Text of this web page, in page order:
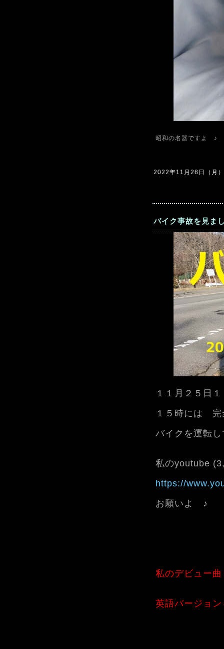
昭和の名器ですよ ♪
2022年11月28日（月
バイク事故を見ま
１１月２５日
１５時には
バイクを運転
私のyoutube
https://
お願いよ ♪
私のデビュー
英語バージョ